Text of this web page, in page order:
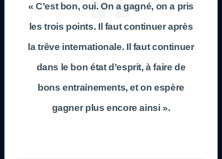
« C’est bon, oui. On a gagné, on a pris
les trois points. Il faut continuer après
la trêve internationale. Il faut continuer
dans le bon état d’esprit, à faire de
bons entrainements, et on espère
gagner plus encore ainsi ».